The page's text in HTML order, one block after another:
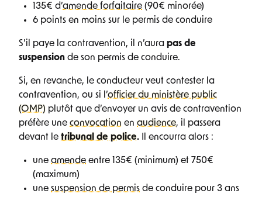
135€ d’amende forfaitaire (90€ minorée)
6 points en moins sur le permis de conduire
S’il paye la contravention, il n’aura pas de
suspension de son permis de conduire.
Si, en revanche, le conducteur veut contester la
contravention, ou si l’officier du ministère public
(OMP) plutôt que d’envoyer un avis de contravention
préfère une convocation en audience, il passera
devant le tribunal de police. Il encourra alors :
une amende entre 135€ (minimum) et 750€
(maximum)
une suspension de permis de conduire pour 3 ans